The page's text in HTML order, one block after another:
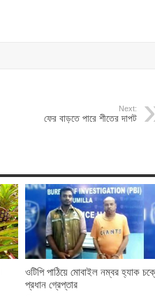
Next:
ফের বাড়তে পারে শীতের দাপট
ওটিপি পাঠিয়ে মোবাইল নম্বর হ্যাক
প্রধান গ্রেপ্তার